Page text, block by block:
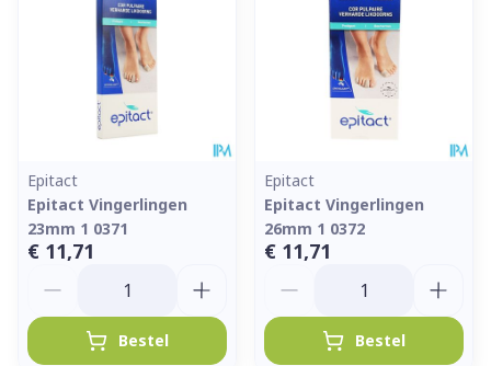
Epitact
Epitact Vingerlingen
23mm 1 0371
€ 11,71
Bestel
Epitact
Epitact Vingerlingen
26mm 1 0372
€ 11,71
Bestel